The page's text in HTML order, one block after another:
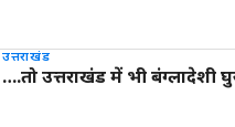
उत्तराखंड
….तो उत्तराखंड में भी बंग्लादेशी